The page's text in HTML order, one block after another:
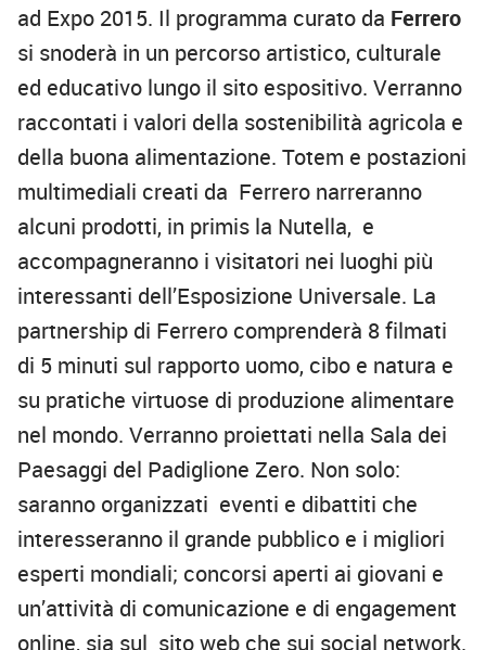
ad Expo 2015. Il programma curato da Ferrero
si snoderà in un percorso artistico, culturale
ed educativo lungo il sito espositivo. Verranno
raccontati i valori della sostenibilità agricola e
della buona alimentazione. Totem e postazioni
multimediali creati da Ferrero narreranno
alcuni prodotti, in primis la Nutella, e
accompagneranno i visitatori nei luoghi più
interessanti dell’Esposizione Universale. La
partnership di Ferrero comprenderà 8 filmati
di 5 minuti sul rapporto uomo, cibo e natura e
su pratiche virtuose di produzione alimentare
nel mondo. Verranno proiettati nella Sala dei
Paesaggi del Padiglione Zero. Non solo:
saranno organizzati eventi e dibattiti che
interesseranno il grande pubblico e i migliori
esperti mondiali; concorsi aperti ai giovani e
un’attività di comunicazione e di engagement
online, sia sul sito web che sui social network.